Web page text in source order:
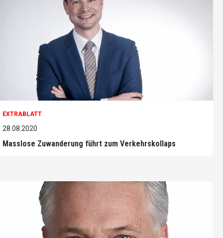
EXTRABLATT
28.08.2020
Masslose Zuwanderung führt zum Verkehrskollaps